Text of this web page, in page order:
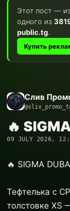
Этот пост —
одного из
public.tg.
Купить
Слив
🔥
09 JULY 2026,
🔥 SIGMA
Тефтелька с
толстовке XS